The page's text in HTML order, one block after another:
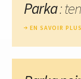
Parka:
EN SAVOIR PLUS